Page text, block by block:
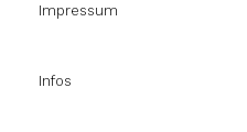
Impressum
Infos